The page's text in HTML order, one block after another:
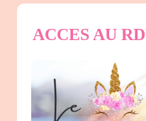
ACCES AU